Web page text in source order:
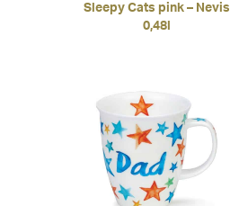
Sleepy Cats pink – Nevis
0,48l